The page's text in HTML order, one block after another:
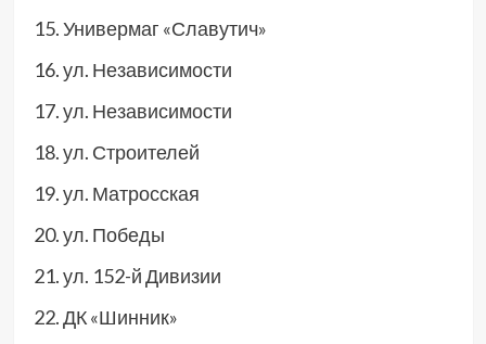
Универмаг «Славутич»
ул. Независимости
ул. Независимости
ул. Строителей
ул. Матросская
ул. Победы
ул. 152-й Дивизии
ДК «Шинник»